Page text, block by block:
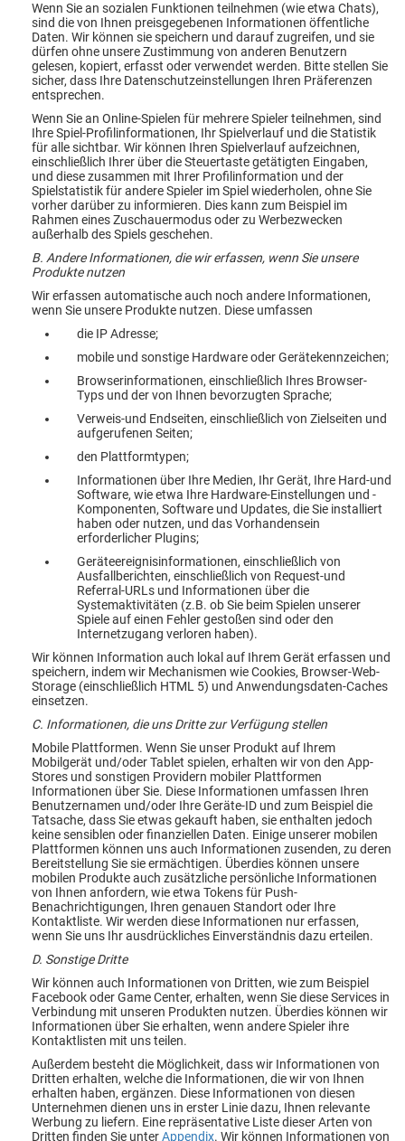
Wenn Sie an sozialen Funktionen teilnehmen (wie etwa Chats),
sind die von Ihnen preisgegebenen Informationen öffentliche
Daten. Wir können sie speichern und darauf zugreifen, und sie
dürfen ohne unsere Zustimmung von anderen Benutzern
gelesen, kopiert, erfasst oder verwendet werden. Bitte stellen Sie
sicher, dass Ihre Datenschutzeinstellungen Ihren Präferenzen
entsprechen.
Wenn Sie an Online-Spielen für mehrere Spieler teilnehmen, sind
Ihre Spiel-Profilinformationen, Ihr Spielverlauf und die Statistik
für alle sichtbar. Wir können Ihren Spielverlauf aufzeichnen,
einschließlich Ihrer über die Steuertaste getätigten Eingaben,
und diese zusammen mit Ihrer Profilinformation und der
Spielstatistik für andere Spieler im Spiel wiederholen, ohne Sie
vorher darüber zu informieren. Dies kann zum Beispiel im
Rahmen eines Zuschauermodus oder zu Werbezwecken
außerhalb des Spiels geschehen.
B. Andere Informationen, die wir erfassen, wenn Sie unsere
Produkte nutzen
Wir erfassen automatische auch noch andere Informationen,
wenn Sie unsere Produkte nutzen. Diese umfassen
die IP Adresse;
mobile und sonstige Hardware oder Gerätekennzeichen;
Browserinformationen, einschließlich Ihres Browser-
Typs und der von Ihnen bevorzugten Sprache;
Verweis-und Endseiten, einschließlich von Zielseiten und
aufgerufenen Seiten;
den Plattformtypen;
Informationen über Ihre Medien, Ihr Gerät, Ihre Hard-und
Software, wie etwa Ihre Hardware-Einstellungen und -
Komponenten, Software und Updates, die Sie installiert
haben oder nutzen, und das Vorhandensein
erforderlicher Plugins;
Geräteereignisinformationen, einschließlich von
Ausfallberichten, einschließlich von Request-und
Referral-URLs und Informationen über die
Systemaktivitäten (z.B. ob Sie beim Spielen unserer
Spiele auf einen Fehler gestoßen sind oder den
Internetzugang verloren haben).
Wir können Information auch lokal auf Ihrem Gerät erfassen und
speichern, indem wir Mechanismen wie Cookies, Browser-Web-
Storage (einschließlich HTML 5) und Anwendungsdaten-Caches
einsetzen.
C. Informationen, die uns Dritte zur Verfügung stellen
Mobile Plattformen. Wenn Sie unser Produkt auf Ihrem
Mobilgerät und/oder Tablet spielen, erhalten wir von den App-
Stores und sonstigen Providern mobiler Plattformen
Informationen über Sie. Diese Informationen umfassen Ihren
Benutzernamen und/oder Ihre Geräte-ID und zum Beispiel die
Tatsache, dass Sie etwas gekauft haben, sie enthalten jedoch
keine sensiblen oder finanziellen Daten. Einige unserer mobilen
Plattformen können uns auch Informationen zusenden, zu deren
Bereitstellung Sie sie ermächtigen. Überdies können unsere
mobilen Produkte auch zusätzliche persönliche Informationen
von Ihnen anfordern, wie etwa Tokens für Push-
Benachrichtigungen, Ihren genauen Standort oder Ihre
Kontaktliste. Wir werden diese Informationen nur erfassen,
wenn Sie uns Ihr ausdrückliches Einverständnis dazu erteilen.
D. Sonstige Dritte
Wir können auch Informationen von Dritten, wie zum Beispiel
Facebook oder Game Center, erhalten, wenn Sie diese Services in
Verbindung mit unseren Produkten nutzen. Überdies können wir
Informationen über Sie erhalten, wenn andere Spieler ihre
Kontaktlisten mit uns teilen.
Außerdem besteht die Möglichkeit, dass wir Informationen von
Dritten erhalten, welche die Informationen, die wir von Ihnen
erhalten haben, ergänzen. Diese Informationen von diesen
Unternehmen dienen uns in erster Linie dazu, Ihnen relevante
Werbung zu liefern. Eine repräsentative Liste dieser Arten von
Dritten finden Sie unterAppendix. Wir können Informationen von